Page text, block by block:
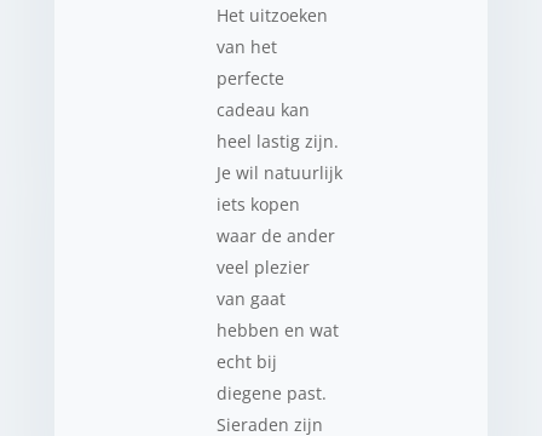
Het uitzoeken
van het
perfecte
cadeau kan
heel lastig zijn.
Je wil natuurlijk
iets kopen
waar de ander
veel plezier
van gaat
hebben en wat
echt bij
diegene past.
Sieraden zijn